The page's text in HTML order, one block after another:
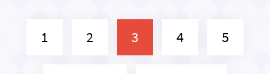
1 2 3 4 5